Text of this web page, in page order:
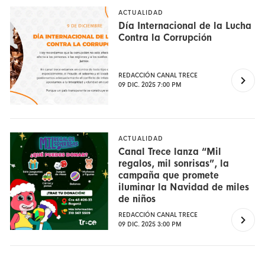
ACTUALIDAD
Día Internacional de la Lucha
Contra la Corrupción
REDACCIÓN CANAL TRECE
09 DIC. 2025 7:00 PM
ACTUALIDAD
Canal Trece lanza “Mil
regalos, mil sonrisas”, la
campaña que promete
iluminar la Navidad de miles
de niños
REDACCIÓN CANAL TRECE
09 DIC. 2025 3:00 PM